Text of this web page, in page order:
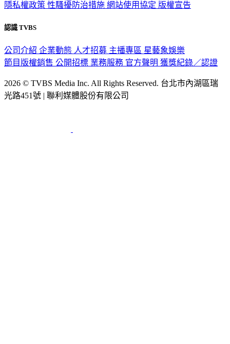
隱私權政策 性騷擾防治措施 網站使用協定 版權宣告
認識 TVBS
公司介紹 企業動態 人才招募 主播專區 星藝象娛樂
節目版權銷售 公開招標 業務服務 官方聲明 獲獎紀錄／認證
2026 © TVBS Media Inc. All Rights Reserved. 台北市內湖區瑞
光路451號 | 聯利媒體股份有限公司